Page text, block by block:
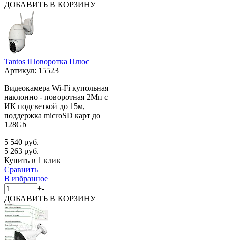
ДОБАВИТЬ В КОРЗИНУ
Tantos iПоворотка Плюс
Артикул: 15523
Видеокамера Wi-Fi купольная
наклонно - поворотная 2Мп с
ИК подсветкой до 15м,
поддержка microSD карт до
128Gb
5 540 руб.
5 263 руб.
Купить в 1 клик
Сравнить
В избранное
+-
ДОБАВИТЬ В КОРЗИНУ